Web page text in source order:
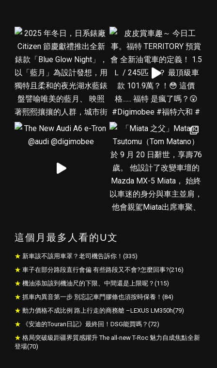
這個月最多人看的U文
新車該不該用車罩？老司機告訴你！(335)
車子在部分路段直行會偏 有些路段又不會?怎麼回事?(216)
機油添加該到機油尺的下限、中間還是上限呢？(115)
抓車內異音第一步 別忘記車門膠條也須按時保養！(84)
動力價格不成比例 路上行走的商務艙 –LEXUS LM350h(79)
《安迪的Touran日記》最終回！DSG能買嗎？(72)
格局突破級距疆界質感躍升 The all-new T-Roc 魅力自成焦點全新
登場(70)